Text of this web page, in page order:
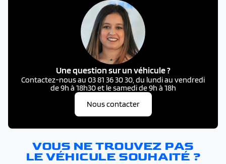
Une question sur un véhicule ?
Contactez-nous au 03 81 36 30 30, du lundi au vendredi
de 9h à 18h30 et le samedi de 9h à 18h
Nous contacter
VOUS NE TROUVEZ PAS
LE VÉHICULE SOUHAITÉ ?